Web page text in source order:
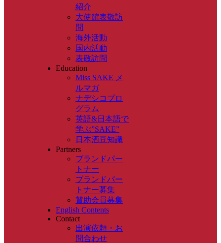
紹介
大使館表敬訪
問
海外活動
国内活動
表敬訪問
Education
Miss SAKE メ
ルマガ
ナデシコプロ
グラム
英語&日本語で
学ぶ”SAKE”
日本酒豆知識
Partners
ブランドパー
トナー
ブランドパー
トナー募集
賛助会員募集
English Contents
Contact
出演依頼・お
問合わせ